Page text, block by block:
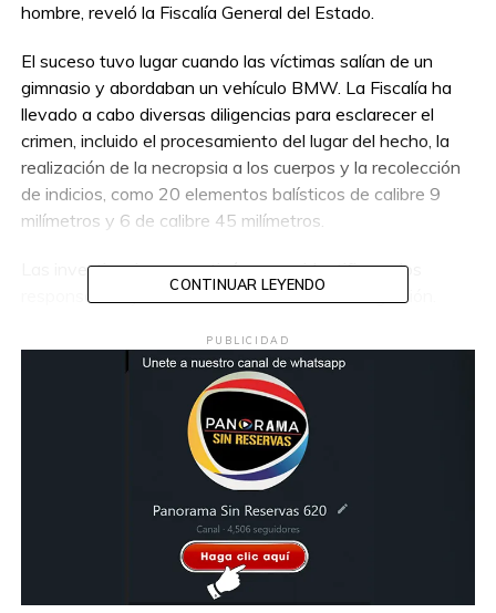
hombre, reveló la Fiscalía General del Estado.
El suceso tuvo lugar cuando las víctimas salían de un
gimnasio y abordaban un vehículo BMW. La Fiscalía ha
llevado a cabo diversas diligencias para esclarecer el
crimen, incluido el procesamiento del lugar del hecho, la
realización de la necropsia a los cuerpos y la recolección
de indicios, como 20 elementos balísticos de calibre 9
milímetros y 6 de calibre 45 milímetros.
Las investigaciones continúan para identificar a los
responsables y esclarecer los detalles de la agresión.
Compartir en:
TEMAS RELACIONADOS: CRIMEN TENDENCIA
A CONTINUACIÓN
CONTINUAR LEYENDO
PUBLICIDAD